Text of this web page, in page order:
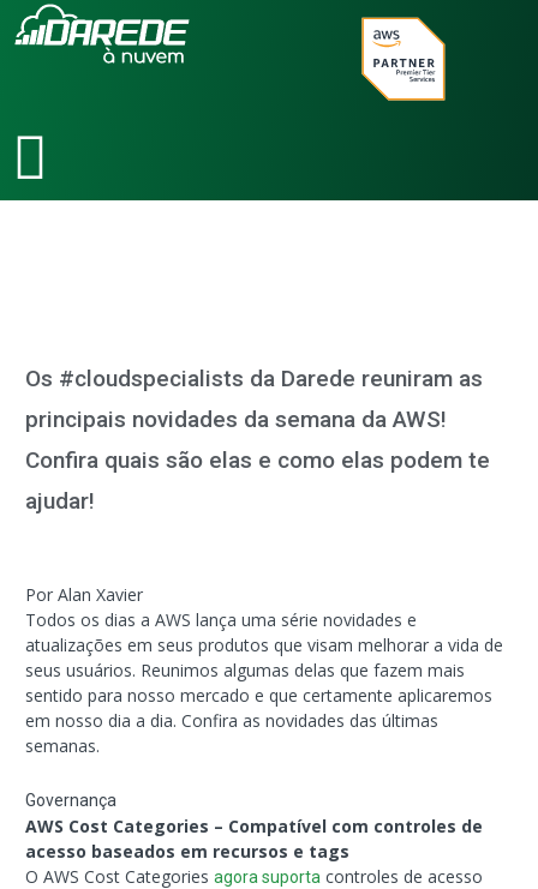
para
Os #cloudspecialists da Darede reuniram as
principais novidades da semana da AWS!
Confira quais são elas e como elas podem te
ajudar!
Por Alan Xavier
Todos os dias a AWS lança uma série novidades e
atualizações em seus produtos que visam melhorar a vida de
seus usuários. Reunimos algumas delas que fazem mais
sentido para nosso mercado e que certamente aplicaremos
em nosso dia a dia. Confira as novidades das últimas
semanas.
Governança
AWS Cost Categories – Compatível com controles de
acesso baseados em recursos e tags
O AWS Cost Categoriesagora suporta controles de acesso